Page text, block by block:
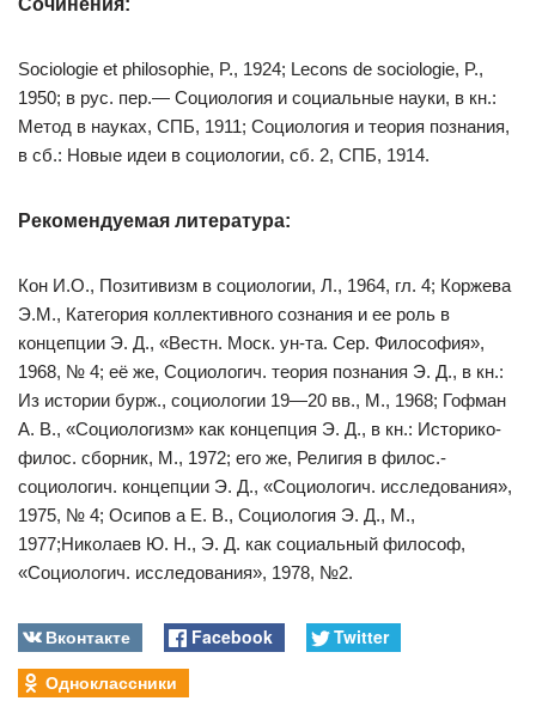
Сочинения:
Sociologie et philosophie, P., 1924; Lecons de sociologie, P.,
1950; в рус. пер.— Социология и социальные науки, в кн.:
Метод в науках, СПБ, 1911; Социология и теория познания,
в сб.: Новые идеи в социологии, сб. 2, СПБ, 1914.
Рекомендуемая литература:
Кон И.О., Позитивизм в социологии, Л., 1964, гл. 4; Коржева
Э.М., Категория коллективного сознания и ее роль в
концепции Э. Д., «Вестн. Моск. ун-та. Сер. Философия»,
1968, № 4; её же, Социологич. теория познания Э. Д., в кн.:
Из истории бурж., социологии 19—20 вв., М., 1968; Гофман
А. В., «Социологизм» как концепция Э. Д., в кн.: Историко-
филос. сборник, М., 1972; его же, Религия в филос.-
социологич. концепции Э. Д., «Социологич. исследования»,
1975, № 4; Осипов а Е. В., Социология Э. Д., М.,
1977;Николаев Ю. Н., Э. Д. как социальный философ,
«Социологич. исследования», 1978, №2.
Вконтакте Facebook
Twitter
Одноклассники